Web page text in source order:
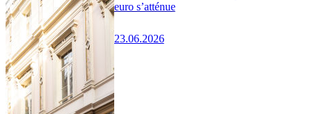
euro s’atténue
23.06.2026